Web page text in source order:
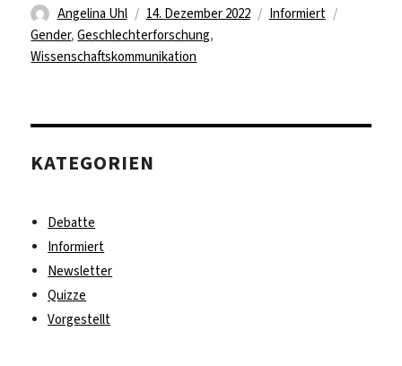
Autor
Angelina Uhl
Veröffentlicht
am
14. Dezember 2022 Kategorien
Informiert
Gender,Geschlechterforschung,
Wissenschaftskommunikation
KATEGORIEN
Debatte
Informiert
Newsletter
Quizze
Vorgestellt